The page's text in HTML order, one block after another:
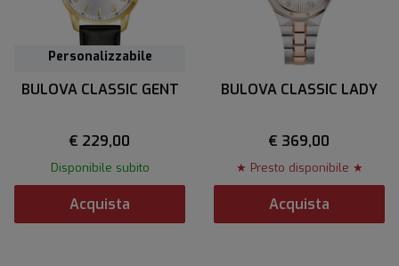
Personalizzabile
BULOVA CLASSIC GENT
€ 229,00
Disponibile subito
Acquista
BULOVA CLASSIC LADY
€ 369,00
★ Presto disponibile ★
Acquista